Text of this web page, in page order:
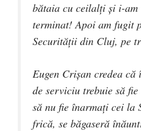
bătaia cu ceilalţi şi i-
terminat! Apoi am fugit
Securităţii din Cluj, pe
Eugen Crişan credea
de serviciu trebuie să
să nu fie înarmaţi cei la
frică, se băgaseră